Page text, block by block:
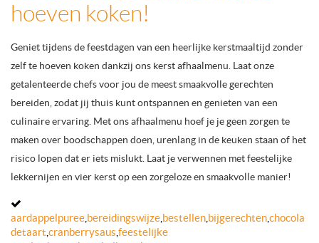
hoeven koken!
Geniet tijdens de feestdagen van een heerlijke kerstmaaltijd zonder
zelf te hoeven koken dankzij ons kerst afhaalmenu. Laat onze
getalenteerde chefs voor jou de meest smaakvolle gerechten
bereiden, zodat jij thuis kunt ontspannen en genieten van een
culinaire ervaring. Met ons afhaalmenu hoef je je geen zorgen te
maken over boodschappen doen, urenlang in de keuken staan of het
risico lopen dat er iets mislukt. Laat je verwennen met feestelijke
lekkernijen en vier kerst op een zorgeloze en smaakvolle manier!
aardappelpuree bereidingswijze bestellen bijgerechtenchocola
detaart cranberrysaus feestelijke